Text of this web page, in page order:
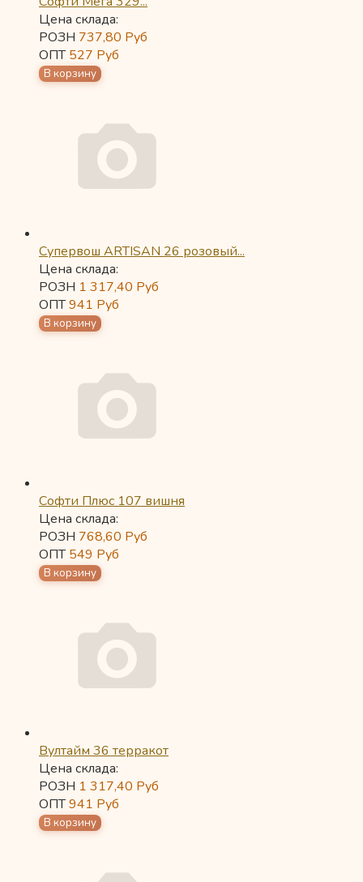
Цена склада:
РОЗН 737,80 Руб
ОПТ527 Руб
Супервош ARTISAN 26 розовый...
Цена склада:
РОЗН 1 317,40 Руб
ОПТ941 Руб
Софти Плюс 107 вишня
Цена склада:
РОЗН 768,60 Руб
ОПТ549 Руб
Вултайм 36 терракот
Цена склада:
РОЗН 1 317,40 Руб
ОПТ941 Руб